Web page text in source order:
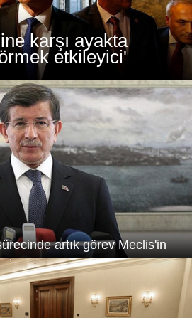
karşı ayakta
etkileyici'
artık görev Meclis'in